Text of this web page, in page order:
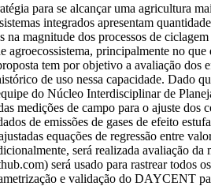
para se alcançar uma agricultura
integrados apresentam
magnitude dos processos de
principalmente no
tem por objetivo a avaliação
de uso nessa capacidade. Dado
do Núcleo Interdisciplinar de
medições de campo para o ajuste
de emissões de gases de efeito
equações de regressão entre
será realizada avaliação
será usado para rastrear todos
e validação do DAYCENT